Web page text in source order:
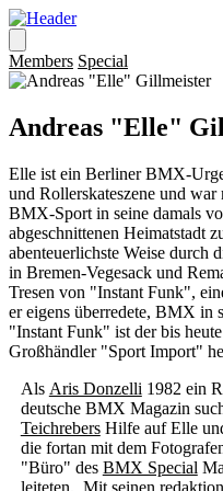
Members Special
Andreas "Elle"
Elle ist ein Berliner BMX-
und Rollerskateszene und
BMX-Sport in seine damals
abgeschnittenen Heimatstadt
abenteuerlichste Weise durch
in Bremen-Vegesack und
Tresen von "Instant Funk",
er eigens überredete, BMX in
"Instant Funk" ist der bis
Großhändler "Sport Import"
Als Aris Donzelli 1982 ein
deutsche BMX Magazin
TeichrebersHilfe auf Elle
die fortan mit dem
"Büro" des BMX Special
leiteten. Mit seinen